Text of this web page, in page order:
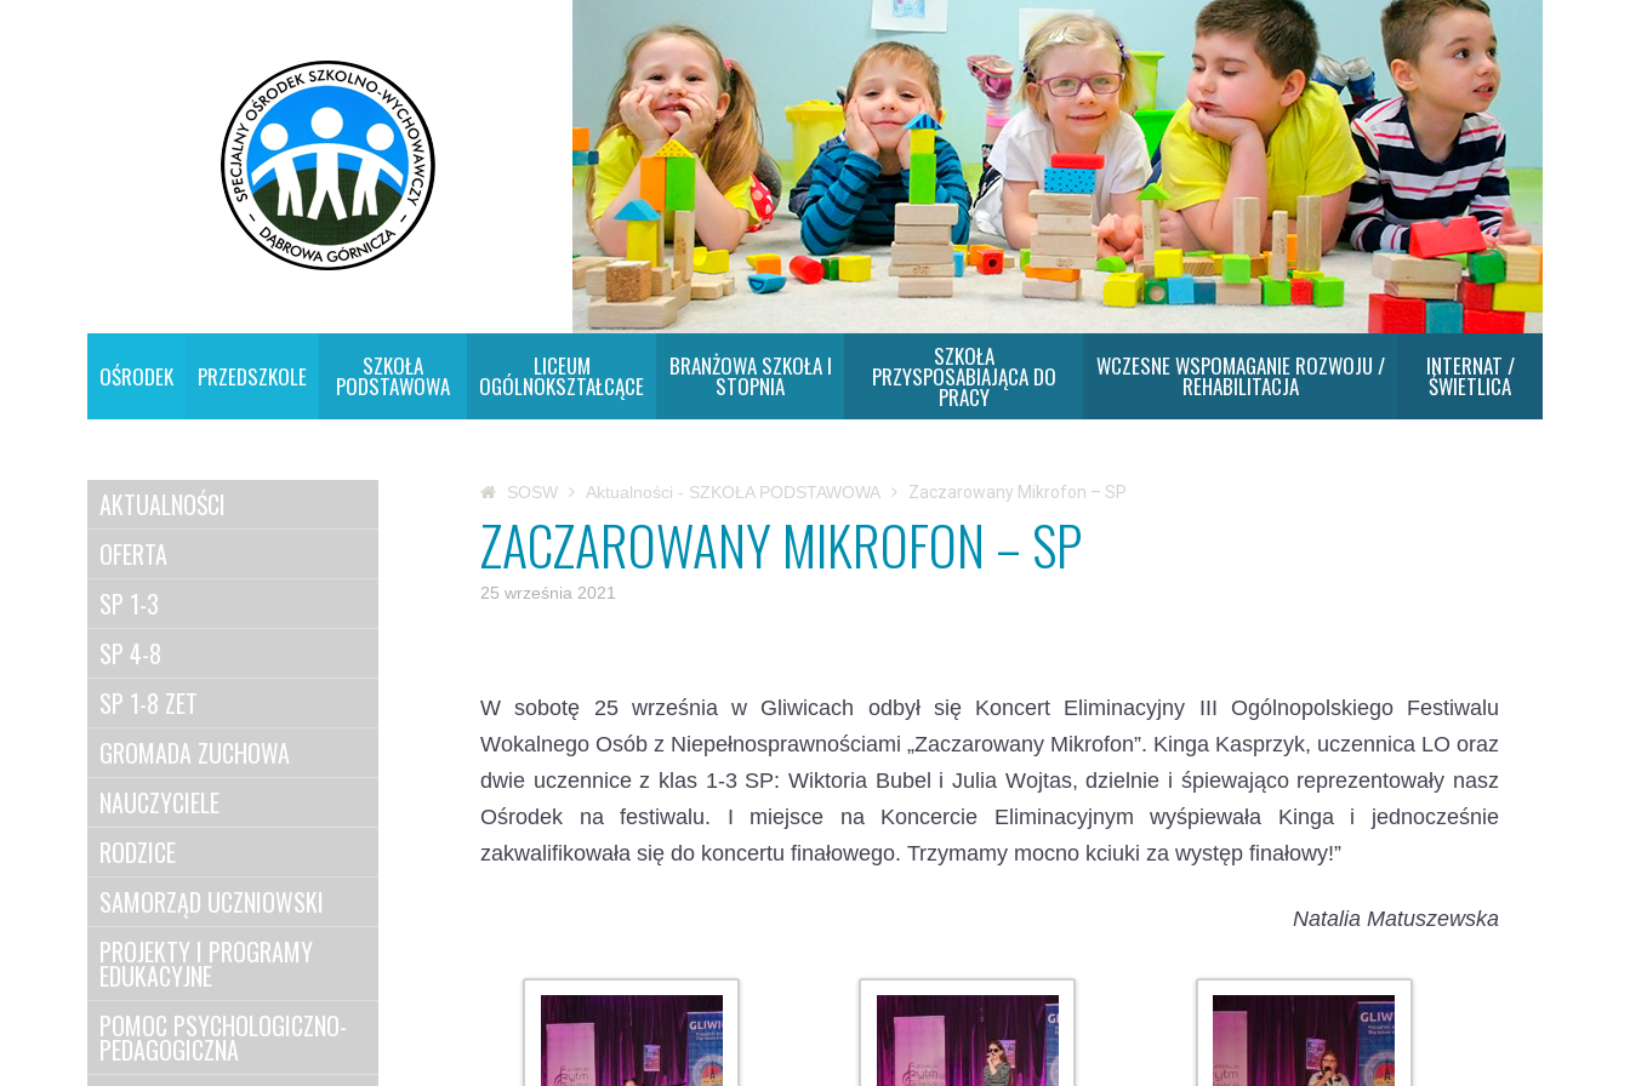
OŚRODEK PRZEDSZKOLE SZKOŁA
PODSTAWOWA
LICEUM
OGÓLNOKSZTAŁCĄCE
BRANŻOWA SZKOŁA I
STOPNIA
SZKOŁA
PRZYSPOSABIAJĄCA DO
PRACY
WCZESNE WSPOMAGANIE ROZWOJU /
REHABILITACJA
INTERNAT /
ŚWIETLICA
AKTUALNOŚCI
OFERTA
SP 1-3
SP 4-8
SP 1-8 ZET
GROMADA ZUCHOWA
NAUCZYCIELE
RODZICE
SAMORZĄD UCZNIOWSKI
PROJEKTY I PROGRAMY
EDUKACYJNE
POMOC PSYCHOLOGICZNO-
PEDAGOGICZNA
SOSW Aktualności - SZKOŁA PODSTAWOWA Zaczarowany Mikrofon – SP
ZACZAROWANY MIKROFON – SP
25 września 2021
W sobotę 25 września w Gliwicach odbył się Koncert Eliminacyjny III Ogólnopolskiego Festiwalu
Wokalnego Osób z Niepełnosprawnościami „Zaczarowany Mikrofon”. Kinga Kasprzyk, uczennica LO oraz
dwie uczennice z klas 1-3 SP: Wiktoria Bubel i Julia Wojtas, dzielnie i śpiewająco reprezentowały nasz
Ośrodek na festiwalu. I miejsce na Koncercie Eliminacyjnym wyśpiewała Kinga i jednocześnie
zakwalifikowała się do koncertu finałowego. Trzymamy mocno kciuki za występ finałowy!”
Natalia Matuszewska